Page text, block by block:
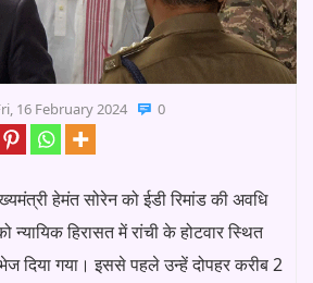
16 February 2024 0
हेमंत सोरेन को ईडी रिमांड की अवधि
न्यायिक हिरासत में रांची के होटवार स्थित
दिया गया। इससे पहले उन्हें दोपहर करीब 2